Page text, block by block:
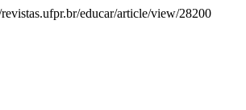
educar/article/view/28200